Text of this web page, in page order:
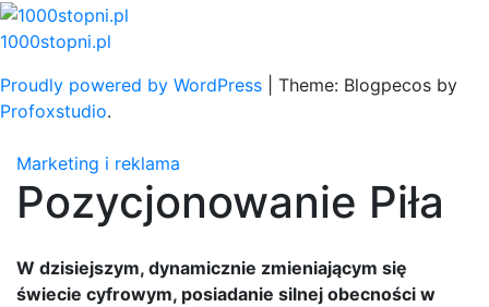
Skip
to
1000stopni.pl
Proudly powered by WordPress
Theme: Blogpecos by
Profoxstudio.
Marketing i reklama
Pozycjonowanie Piła
W dzisiejszym, dynamicznie zmieniającym się
świecie cyfrowym, posiadanie silnej obecności w